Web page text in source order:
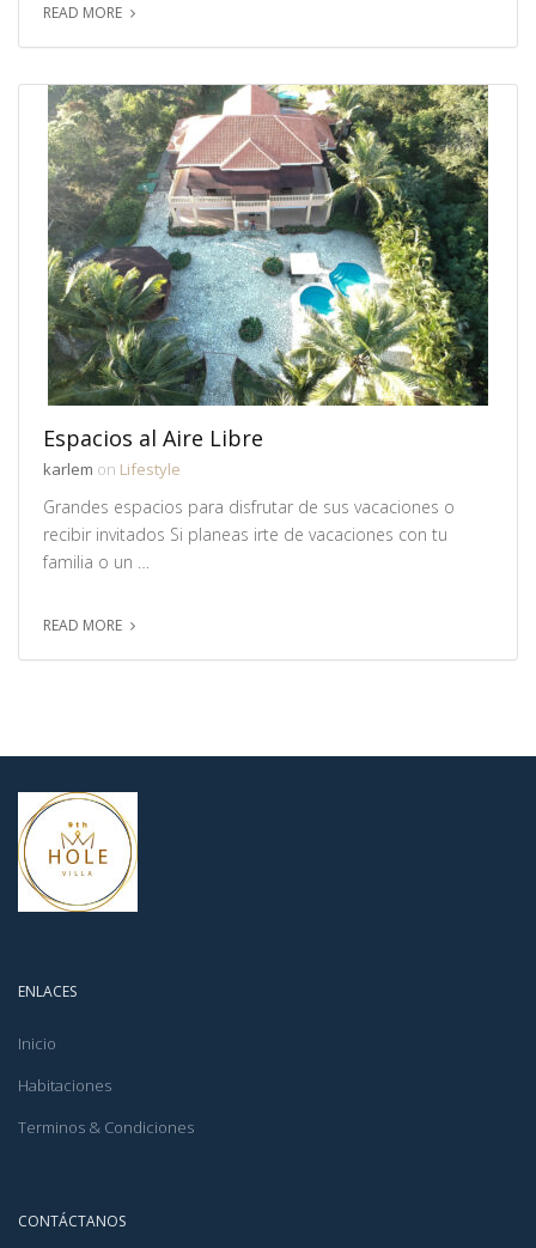
READ MORE
Espacios al Aire Libre
karlem on Lifestyle
Grandes espacios para disfrutar de sus vacaciones o
recibir invitados Si planeas irte de vacaciones con tu
familia o un …
READ MORE
ENLACES
Inicio
Habitaciones
Terminos & Condiciones
CONTÁCTANOS